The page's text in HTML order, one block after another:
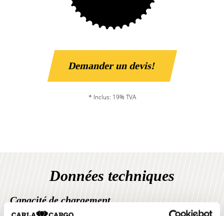
Demander un devis!
* Inclus: 19% TVA
Données techniques
Capacité de chargement